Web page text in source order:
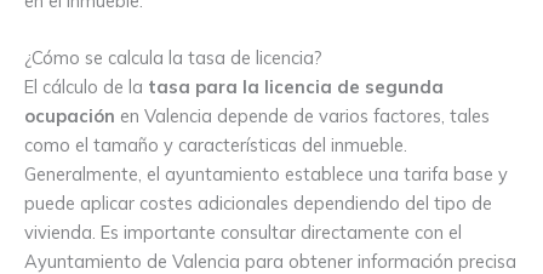
¿Cómo se calcula la tasa de licencia?
El cálculo de la tasa para la licencia de segunda
ocupación en Valencia depende de varios factores, tales
como el tamaño y características del inmueble.
Generalmente, el ayuntamiento establece una tarifa base y
puede aplicar costes adicionales dependiendo del tipo de
vivienda. Es importante consultar directamente con el
Ayuntamiento de Valencia para obtener información precisa